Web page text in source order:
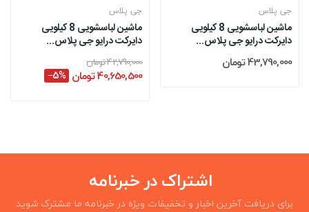
جی پلاس
ماشین لباسشویی 8 کیلویی
دایرکت درایو جی پلاس...
42,790,000 تومان
40,650,500 تومان ‎−5%
جی پلاس
ماشین لباسشویی 8 کیلویی
دایرکت درایو جی پلاس...
43,790,000 تومان
اشتراک در خبرنامه
برای دریافت آخرین اخبار و تخفیفات ویژه در خبرنامه ما مشترک شوید